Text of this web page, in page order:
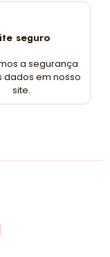
seguro
a segurança
dados em nosso
site.